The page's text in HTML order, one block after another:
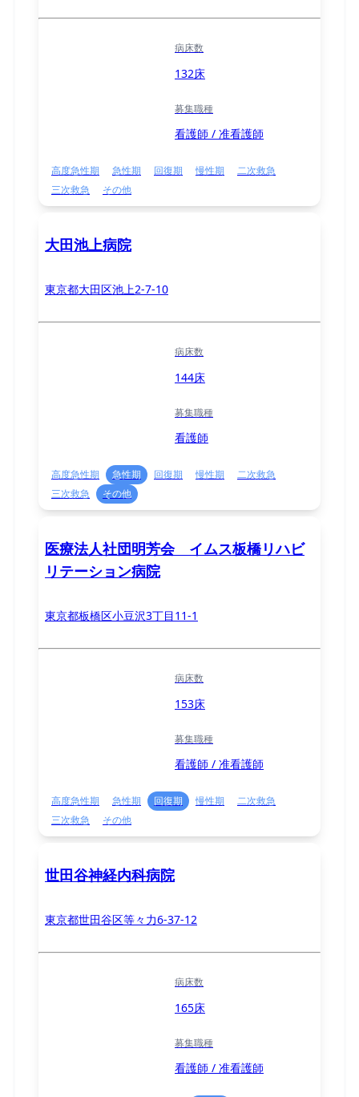
病床数
132床
募集職種
看護師 / 准看護師
高度急性期 急性期 回復期 慢性期
二次救急
三次救急
その他
大田池上病院
東京都大田区池上2-7-10
病床数
144床
募集職種
看護師
高度急性期 急性期 回復期 慢性期
二次救急
三次救急
その他
医療法人社団明芳会 イムス板橋リハビ
リテーション病院
東京都板橋区小豆沢3丁目11-1
病床数
153床
募集職種
看護師 / 准看護師
高度急性期 急性期 回復期 慢性期
二次救急
三次救急
その他
世田谷神経内科病院
東京都世田谷区等々力6-37-12
病床数
165床
募集職種
看護師 / 准看護師